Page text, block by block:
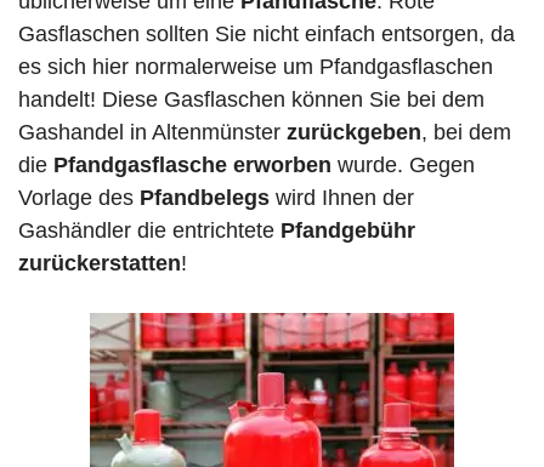
Gasflaschen sollten Sie nicht einfach entsorgen, da
es sich hier normalerweise um Pfandgasflaschen
handelt! Diese Gasflaschen können Sie bei dem
Gashandel in Altenmünster zurückgeben, bei dem
die Pfandgasflasche erworben wurde. Gegen
Vorlage des Pfandbelegs wird Ihnen der
Gashändler die entrichtete Pfandgebühr
zurückerstatten!